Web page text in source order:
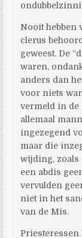
Nooit hebben
clerus
geweest. De
waren,
anders dan
voor niets
vermeld in de
allemaal
ingezegend
maar die
wijding, zoals
een abdis
vervulden
niet in het
van de Mis.
Priesteressen